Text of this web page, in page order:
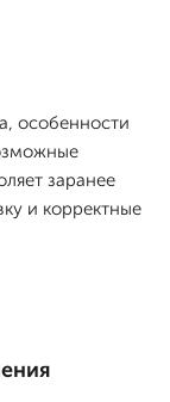
особенности
заранее
и корректные